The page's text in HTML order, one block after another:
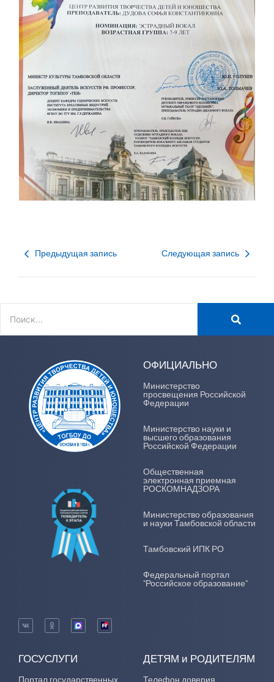
Предыдущая запись Следующая запись
ОФИЦИАЛЬНО
Министерство
просвещения Российской
Федерации
Министерство науки и
высшего образования
Российской Федерации
Общественная
электронная приемная
РОСКОМНАДЗОРА
Министерство образования
и науки Тамбовской области
Тамбовский ИПК РО
Федеральный портал
"Российское образование"
ГОСУСЛУГИ
Портал государственных
ДЕТЯМ и РОДИТЕЛЯМ
Телефон доверия